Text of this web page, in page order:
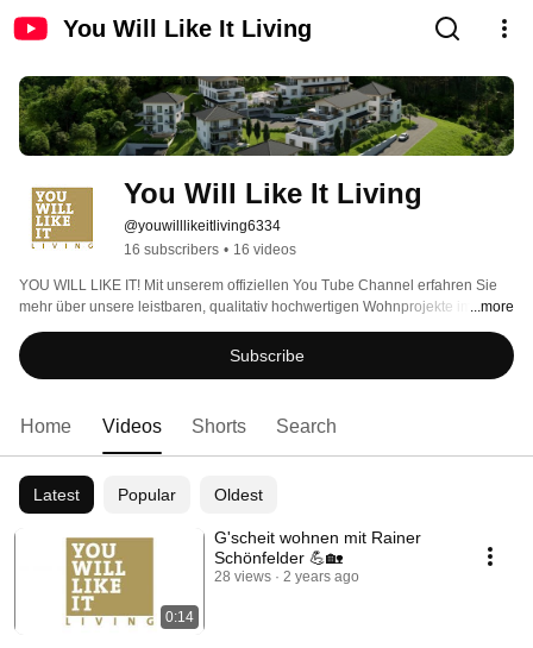
You Will Like It Living
You Will Like It Living
@youwilllikeitliving6334
16 subscribers • 16 videos
YOU WILL LIKE IT! Mit unserem offiziellen You Tube Channel erfahren Sie
mehr über unsere leistbaren, qualitativ hochwertigen Wohnprojekte im
Wiener Umland und die You Will Like it Living GmbH.
...more
Subscribe
Home Videos Shorts Search
Latest Popular Oldest
0:14
G'scheit wohnen mit Rainer
Schönfelder 💪🏡
28 views 2 years ago